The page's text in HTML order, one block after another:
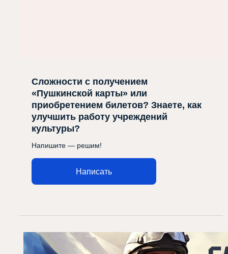
Сложности с получением
«Пушкинской карты» или
приобретением билетов? Знаете, как
улучшить работу учреждений
культуры?
Напишите — решим!
Написать